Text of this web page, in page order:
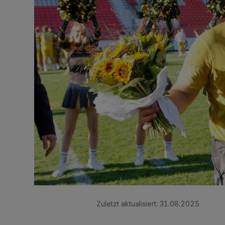
Zuletzt aktualisiert: 31.08.2025